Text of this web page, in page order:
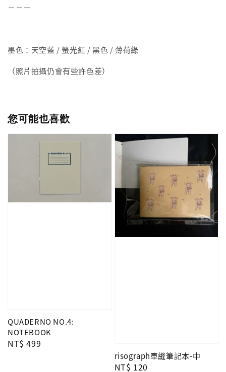
－－－
墨色：天空藍 / 螢光紅 / 黑色 / 薄荷綠
（照片拍攝仍會有些許色差）
您可能也喜歡
QUADERNO NO.4:
NOTEBOOK
Regular
NT$ 499
risograph車縫筆記本-中
Regular
NT$ 120